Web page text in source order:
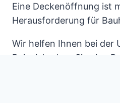
Eine Deckenöffnung ist
Herausforderung für
Wir helfen Ihnen bei der
Beispiel sehen Sie eine